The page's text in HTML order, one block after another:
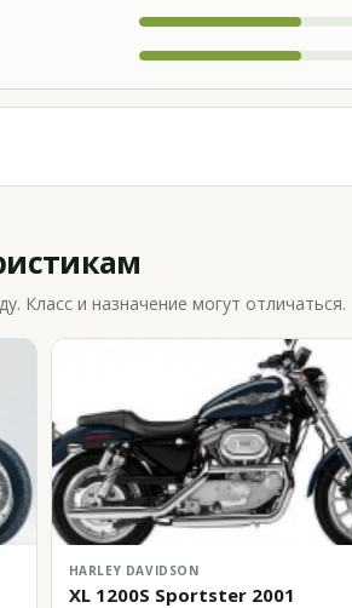
Класс и назначение могут отличаться.
HARLEY DAVIDSON
XL 1200S Sportster 2001